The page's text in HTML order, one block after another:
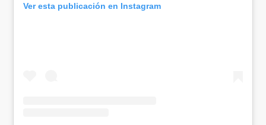
Ver esta publicación en Instagram